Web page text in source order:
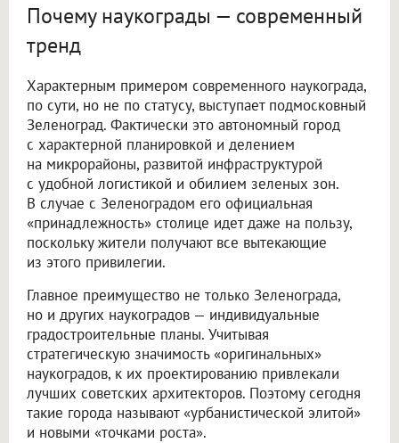
Почему наукограды — современный
тренд
Характерным примером современного наукограда,
по сути, но не по статусу, выступает подмосковный
Зеленоград. Фактически это автономный город
с характерной планировкой и делением
на микрорайоны, развитой инфраструктурой
с удобной логистикой и обилием зеленых зон.
В случае с Зеленоградом его официальная
«принадлежность» столице идет даже на пользу,
поскольку жители получают все вытекающие
из этого привилегии.
Главное преимущество не только Зеленограда,
но и других наукоградов — индивидуальные
градостроительные планы. Учитывая
стратегическую значимость «оригинальных»
наукоградов, к их проектированию привлекали
лучших советских архитекторов. Поэтому сегодня
такие города называют «урбанистической элитой»
и новыми «точками роста».